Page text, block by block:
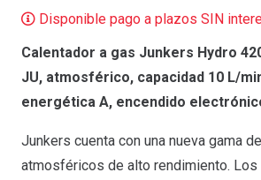
Disponible pago a plazos SIN
Calentador a gas Junkers Hydro
JU, atmosférico, capacidad 10 L/
energética A, encendido
Junkers cuenta con una nueva gama
atmosféricos de alto rendimiento. Los